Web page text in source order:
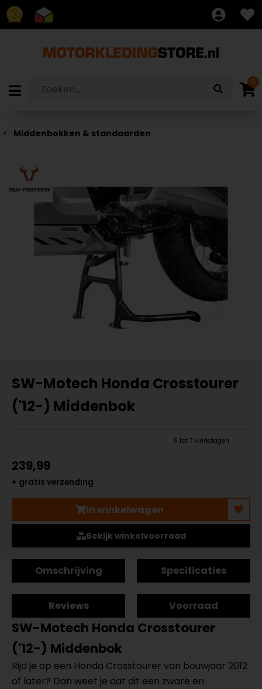
8.7
0
Middenbokken & standaarden
SW-Motech Honda Crosstourer
('12-) Middenbok
5 tot 7 werkdagen
239,99
+ gratis verzending
In winkelwagen
Bekijk winkelvoorraad
Omschrijving Specificaties
Reviews Voorraad
SW-Motech Honda Crosstourer
('12-) Middenbok
Rijd je op een Honda Crosstourer van bouwjaar 2012
of later? Dan weet je dat dit een zware en